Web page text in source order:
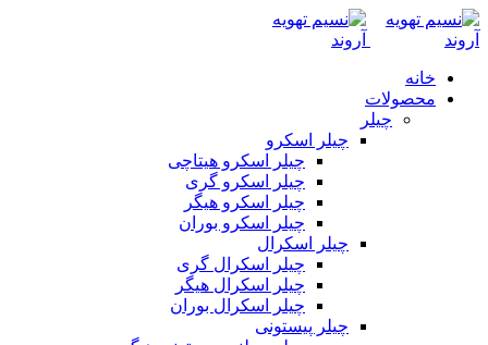
خانه
محصولات
چیلر
چیلر اسکرو
چیلر اسکرو هیتاچی
چیلر اسکرو گری
چیلر اسکرو هیگر
چیلر اسکرو بوران
چیلر اسکرال
چیلر اسکرال گری
چیلر اسکرال هیگر
چیلر اسکرال بوران
چیلر پیستونی